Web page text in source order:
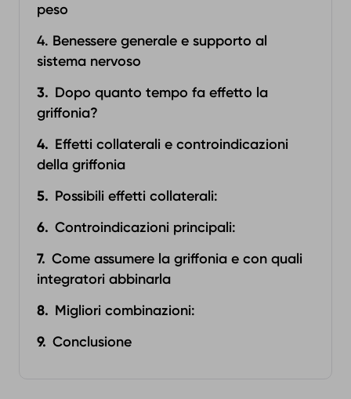
peso
4. Benessere generale e supporto al
sistema nervoso
Dopo quanto tempo fa effetto la
griffonia?
Effetti collaterali e controindicazioni
della griffonia
Possibili effetti collaterali:
Controindicazioni principali:
Come assumere la griffonia e con quali
integratori abbinarla
Migliori combinazioni:
Conclusione